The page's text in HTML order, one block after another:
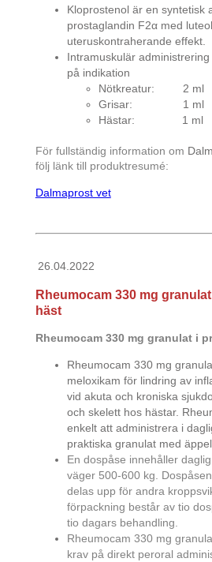
Kloprostenol är en syntetisk
prostaglandin F2α med
uteruskontraherande effekt.
Intramuskulär
på indikation
Nötkreatur: 2 ml
Grisar: 1 ml
Hästar: 1 ml
För fullständig information om
följ länk till produktresumé:
Dalmaprost vet
26.04.2022
Rheumocam 330 mg granulat
häst
Rheumocam 330 mg granulat i
Rheumocam 330 mg
meloxikam för lindring av
vid akuta och kroniska
och skelett hos hästar.
enkelt att administrera i
praktiska granulat med
En dospåse innehåller
väger 500-600 kg.
delas upp för andra
förpackning består av tio
tio dagars behandling.
Rheumocam 330 mg
krav på direkt peroral